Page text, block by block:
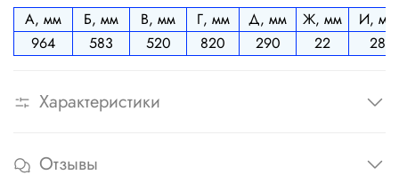
А, мм
Б, мм В, мм Г, мм Д, мм Ж, мм
И, мм
964
583 520 820 290 22 28
Характеристики
Отзывы